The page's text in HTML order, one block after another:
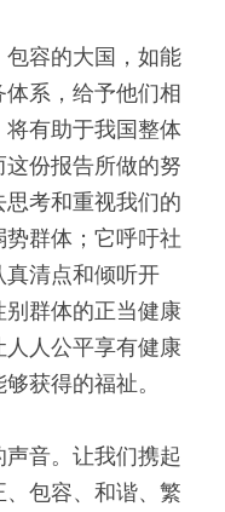
容的大国，如能
系，给予他们相
有助于我国整体
份报告所做的努
考和重视我们的
群体；它呼吁社
清点和倾听开
群体的正当健康
人公平享有健康
获得的福祉。
音。让我们携起
包容、和谐、繁